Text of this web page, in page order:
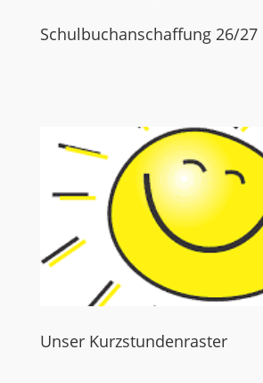
Schulbuchanschaffung 26/27
Unser Kurzstundenraster